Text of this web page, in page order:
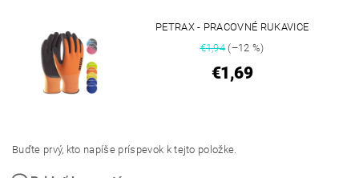
PETRAX - PRACOVNÉ RUKAVICE
€1,94(–12 %)
€1,69
Buďte prvý, kto napíše príspevok k tejto položke.